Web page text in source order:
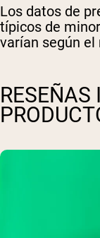
Los datos de
típicos de
varían según
RESEÑAS